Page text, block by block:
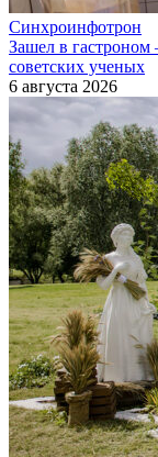
Синхроинфотрон
Зашел в
советских ученых
6 августа 2026